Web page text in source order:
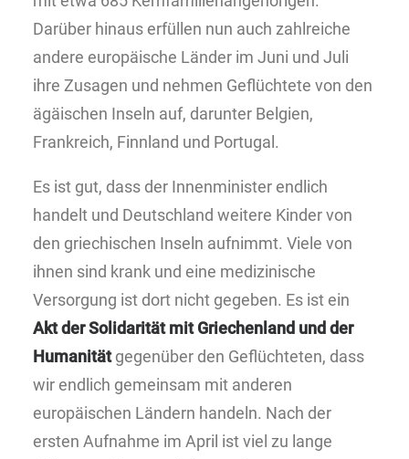
Darüber hinaus erfüllen nun auch zahlreiche
andere europäische Länder im Juni und Juli
ihre Zusagen und nehmen Geflüchtete von den
ägäischen Inseln auf, darunter Belgien,
Frankreich, Finnland und Portugal.
Es ist gut, dass der Innenminister endlich
handelt und Deutschland weitere Kinder von
den griechischen Inseln aufnimmt. Viele von
ihnen sind krank und eine medizinische
Versorgung ist dort nicht gegeben. Es ist ein
Akt der Solidarität mit Griechenland und der
Humanitätgegenüber den Geflüchteten, dass
wir endlich gemeinsam mit anderen
europäischen Ländern handeln. Nach der
ersten Aufnahme im April ist viel zu lange